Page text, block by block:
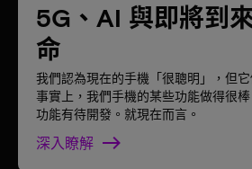
5G、AI 與即將到
命
我們認為現在的手機「很聰明」，但
事實上，我們手機的某些功能做得很
功能有待開發。就現在而言。
深入瞭解